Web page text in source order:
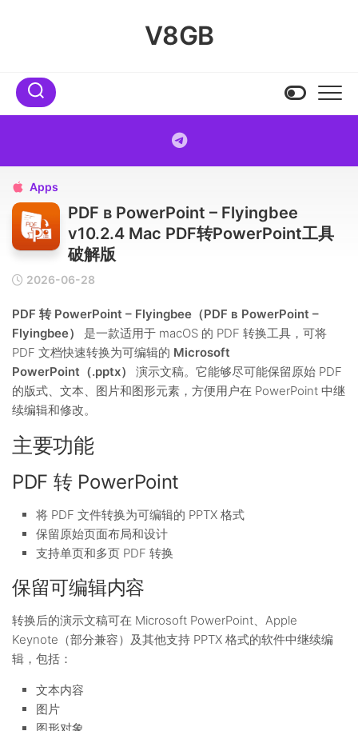
V8GB
 Apps
PDF в PowerPoint – Flyingbee
v10.2.4 Mac PDF转PowerPoint工具
破解版
2026-06-28
PDF 转 PowerPoint – Flyingbee（PDF в PowerPoint –
Flyingbee）
是一款适用于 macOS 的 PDF 转换工具，可将
PDF 文档快速转换为可编辑的 Microsoft
PowerPoint（.pptx）
演示文稿。它能够尽可能保留原始 PDF
的版式、文本、图片和图形元素，方便用户在 PowerPoint 中继
续编辑和修改。
主要功能
PDF 转 PowerPoint
将 PDF 文件转换为可编辑的 PPTX 格式
保留原始页面布局和设计
支持单页和多页 PDF 转换
保留可编辑内容
转换后的演示文稿可在 Microsoft PowerPoint、Apple
Keynote（部分兼容）及其他支持 PPTX 格式的软件中继续编
辑，包括：
文本内容
图片